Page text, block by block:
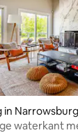
van 4,83
in Narrowsburg
waterkant